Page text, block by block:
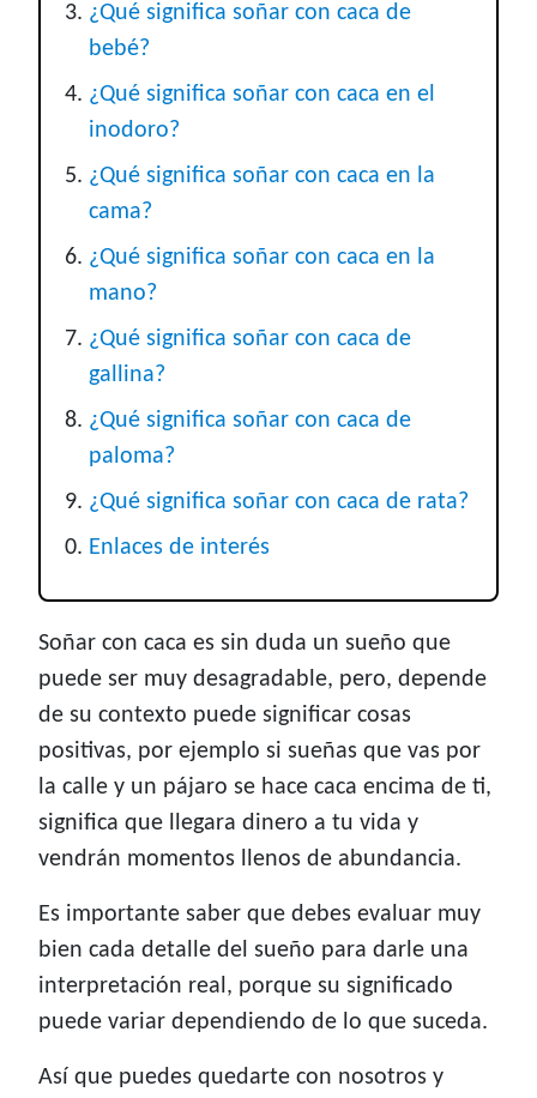
¿Qué significa soñar con caca de
bebé?
¿Qué significa soñar con caca en el
inodoro?
¿Qué significa soñar con caca en la
cama?
¿Qué significa soñar con caca en la
mano?
¿Qué significa soñar con caca de
gallina?
¿Qué significa soñar con caca de
paloma?
¿Qué significa soñar con caca de rata?
Enlaces de interés
Soñar con caca es sin duda un sueño que
puede ser muy desagradable, pero, depende
de su contexto puede significar cosas
positivas, por ejemplo si sueñas que vas por
la calle y un pájaro se hace caca encima de ti,
significa que llegara dinero a tu vida y
vendrán momentos llenos de abundancia.
Es importante saber que debes evaluar muy
bien cada detalle del sueño para darle una
interpretación real, porque su significado
puede variar dependiendo de lo que suceda.
Así que puedes quedarte con nosotros y